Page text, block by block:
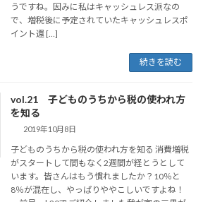
うですね。因みに私はキャッシュレス派なの
で、増税後に予定されていたキャッシュレスポ
イント還 […]
続きを読む
vol.21 子どものうちから税の使われ方
を知る
2019年10月8日
子どものうちから税の使われ方を知る 消費増税
がスタートして間もなく2週間が経とうとして
います。皆さんはもう慣れましたか？10％と
8％が混在し、やっぱりややこしいですよね！